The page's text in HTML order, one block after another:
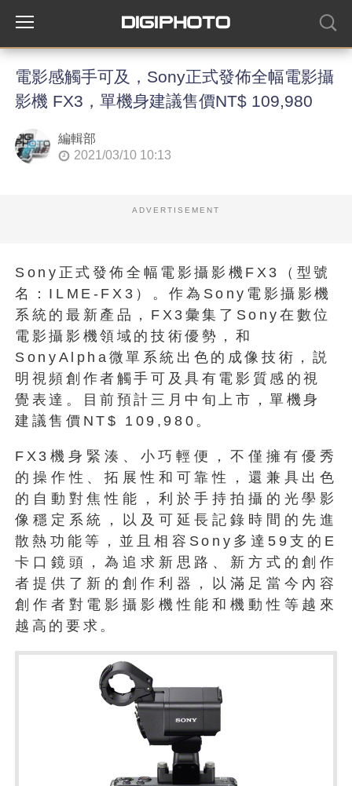
電影感觸手可及，Sony正式發佈全幅電影攝
影機 FX3，單機身建議售價NT$ 109,980
編輯部
2021/03/10 10:13
ADVERTISEMENT
Sony正式發佈全幅電影攝影機FX3（型號
名：ILME-FX3）。作為Sony電影攝影機
系統的最新產品，FX3彙集了Sony在數位
電影攝影機領域的技術優勢，和
SonyAlpha微單系統出色的成像技術，説
明視頻創作者觸手可及具有電影質感的視
覺表達。目前預計三月中旬上市，單機身
建議售價NT$ 109,980。
FX3機身緊湊、小巧輕便，不僅擁有優秀
的操作性、拓展性和可靠性，還兼具出色
的自動對焦性能，利於手持拍攝的光學影
像穩定系統，以及可延長記錄時間的先進
散熱功能等，並且相容Sony多達59支的E
卡口鏡頭，為追求新思路、新方式的創作
者提供了新的創作利器，以滿足當今內容
創作者對電影攝影機性能和機動性等越來
越高的要求。